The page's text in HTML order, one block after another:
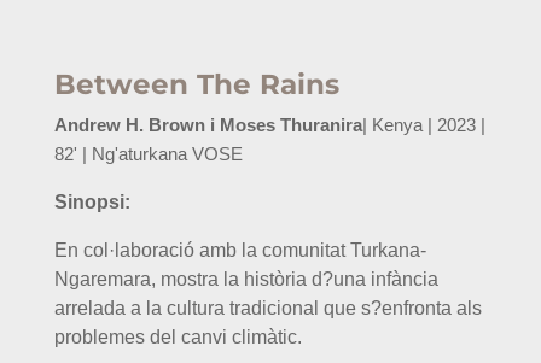
Between The Rains
Andrew H. Brown i Moses Thuranira| Kenya | 2023 |
82' | Ng'aturkana VOSE
Sinopsi:
En col·laboració amb la comunitat Turkana-
Ngaremara, mostra la història d?una infància
arrelada a la cultura tradicional que s?enfronta als
problemes del canvi climàtic.